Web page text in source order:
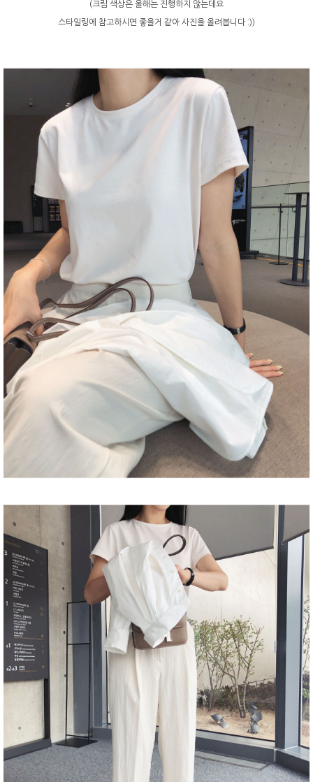
(크림 색상은 올해는 진행하지 않는데요
스타일링에 참고하시면 좋을거 같아 사진을 올려봅니다 :))